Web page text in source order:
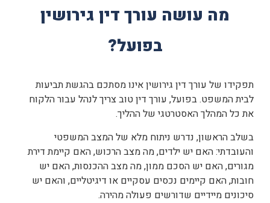
מה עושה עורך דין גירושין
בפועל?
תפקידו של עורך דין גירושין אינו מסתכם בהגשת תביעות
לבית המשפט. בפועל, עורך דין טוב צריך לנהל עבור הלקוח
את כל המהלך האסטרטגי של ההליך.
בשלב הראשון, נדרש ניתוח מלא של המצב המשפטי
והעובדתי: האם יש ילדים, מה מצב הרכוש, האם קיימת דירת
מגורים, האם יש הסכם ממון, מה מצב ההכנסות, האם יש
חובות, האם קיימים נכסים עסקיים או דיגיטליים, והאם יש
סיכונים מיידיים שדורשים פעולה מהירה.